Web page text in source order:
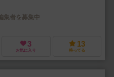
集者を募集中
3
お気に入り
13
持ってる